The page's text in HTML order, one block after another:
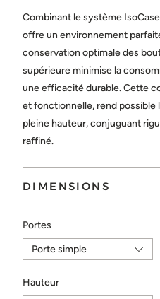
Combinant le système
offre un environnement
conservation optimale des
supérieure minimise la
une efficacité durable. Cette
et fonctionnelle, rend possible
pleine hauteur, conjuguant
raffiné.
DIMENSIONS
Portes
Hauteur
Message
Partagez des photos
Choisir...